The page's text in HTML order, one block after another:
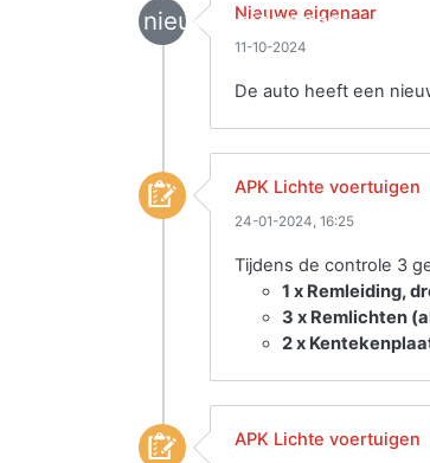
nieuwe_eigenaar
Nieuwe eigenaar
11-10-2024
De auto heeft een
APK Lichte voertuigen
24-01-2024, 16:25
Tijdens de controle 3
1 x Remleiding,
3 x Remlichten
2 x
APK Lichte voertuigen